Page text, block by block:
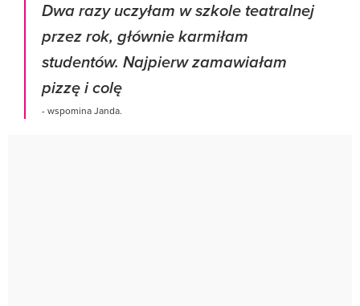
Dwa razy uczyłam w szkole teatralnej
przez rok, głównie karmiłam
studentów. Najpierw zamawiałam
pizzę i colę
- wspomina Janda.